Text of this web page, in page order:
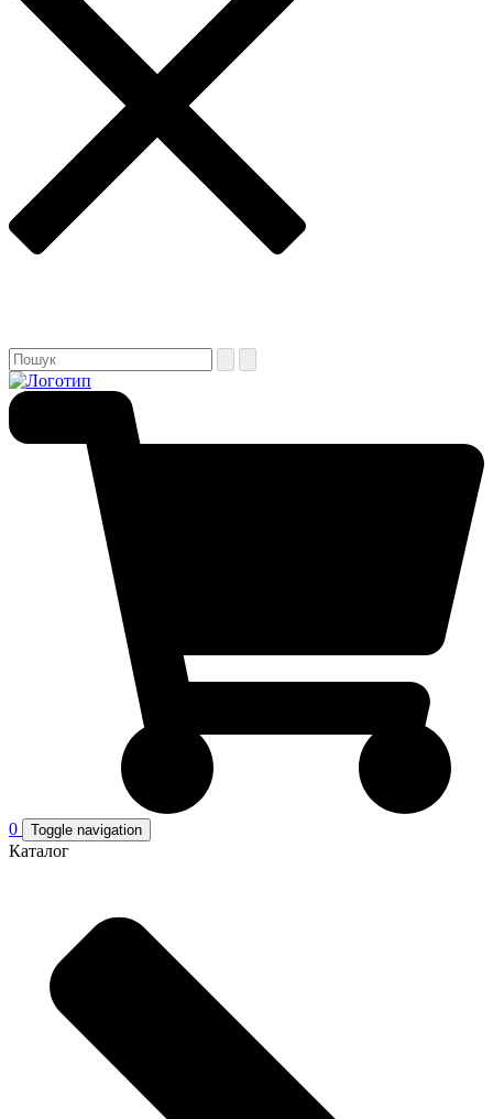
0 Toggle navigation
Каталог